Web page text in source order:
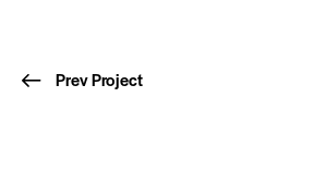
Prev Project